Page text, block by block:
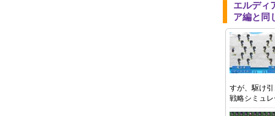
エルディ
ア編と同
すが、駆け
戦略シミュ